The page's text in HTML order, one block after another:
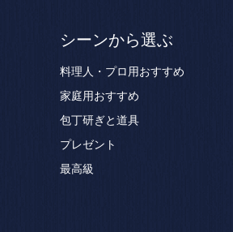
シーンから選ぶ
料理人・プロ用おすすめ
家庭用おすすめ
包丁研ぎと道具
プレゼント
最高級